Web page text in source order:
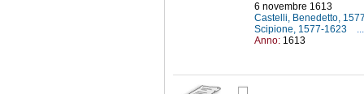
6 novembre 1613
Castelli, Benedetto,
Scipione, 1577-1623
...
Anno: 1613